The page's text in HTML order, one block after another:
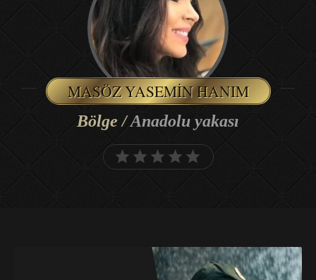
MASÖZ YASEMIN HANIM
Bölge /Anadolu yakası